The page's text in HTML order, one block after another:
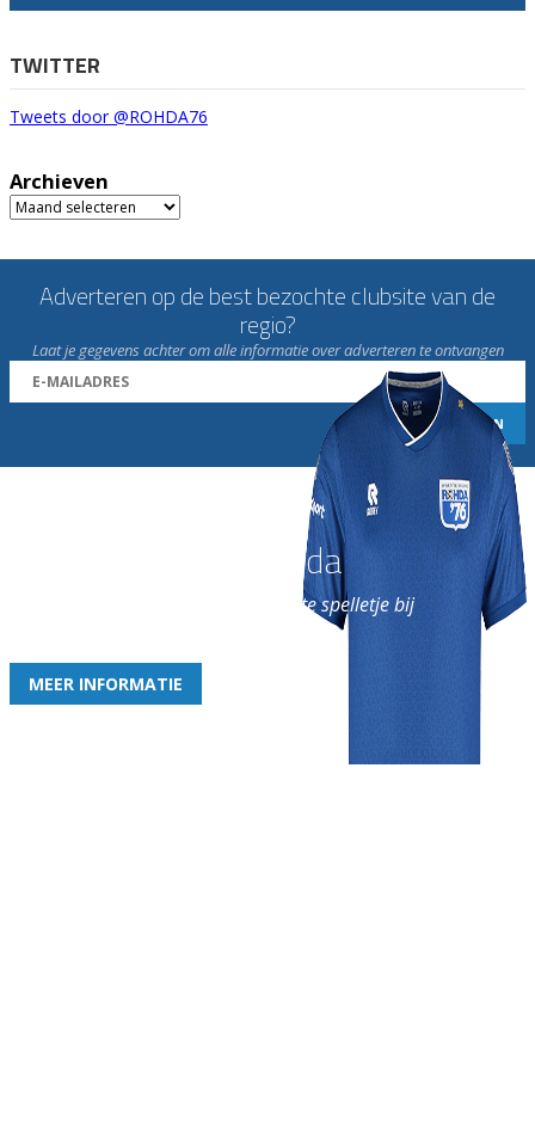
TWITTER
Tweets door @ROHDA76
Archieven
Archieven
Adverteren op de best bezochte clubsite van de
regio?
Laat je gegevens achter om alle informatie over adverteren te ontvangen
Word nu lid van Rohda
en geniet iedere week van het leukste spelletje bij
MEER INFORMATIE